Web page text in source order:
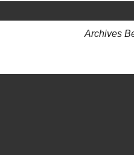
Archives